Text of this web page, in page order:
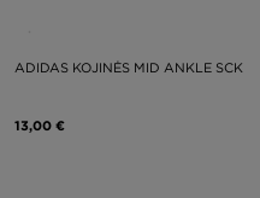
ADIDAS KOJINĖS MID ANKLE SCK
13,00 €